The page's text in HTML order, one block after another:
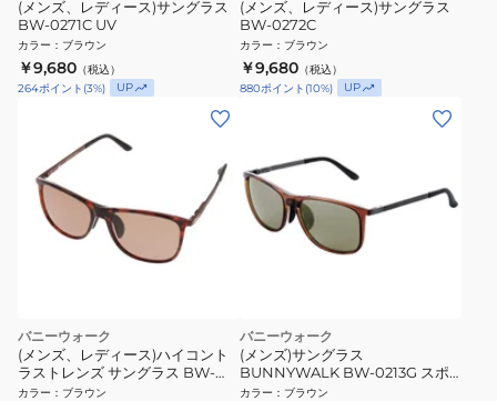
(メンズ、レディース)サングラス
BW-0271C UV
カラー ： ブラウン
￥9,680 （税込）
264ポイント (3%) UP
(メンズ、レディース)サングラス
BW-0272C
カラー ： ブラウン
￥9,680 （税込）
880ポイント (10%) UP
バニーウォーク
(メンズ、レディース)ハイコント
ラストレンズ サングラス BW-
0212C 偏光 UV
カラー ： ブラウン
バニーウォーク
(メンズ)サングラス
BUNNYWALK BW-0213G スポ
ーツサングラス ゴルフ専用
カラー ： ブラウン